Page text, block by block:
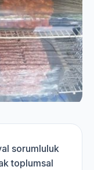
sorumluluk
toplumsal